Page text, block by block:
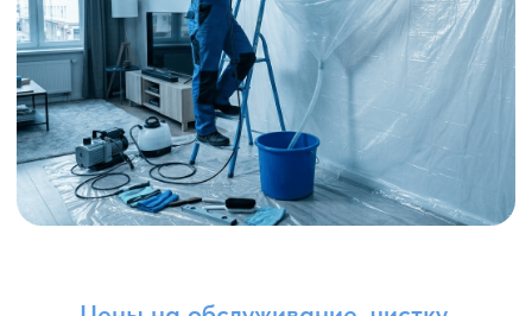
Дозаправка (до 250г)
Дозаправка (до 1000г)
Перевальцовка (1 шт)
канального, потолочного и других
типов
Вакуумация контура
от 15 000 руб.
10 000 руб.
2 500 руб.
2 000 руб.
5 000 руб.